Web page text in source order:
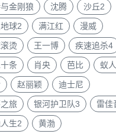
金刚狼 沈腾 沙丘2
球2 满江红 漫威
烫 王一博 疾速追杀4
条 肖央 芭比 蚁
赵丽颖 迪士尼
旅 银河护卫队3 雷佳
生2 黄渤